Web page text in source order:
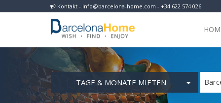
Kontakt - info@barcelona-home.com - +34 622 574 026
TAGE & MONATE MIETEN